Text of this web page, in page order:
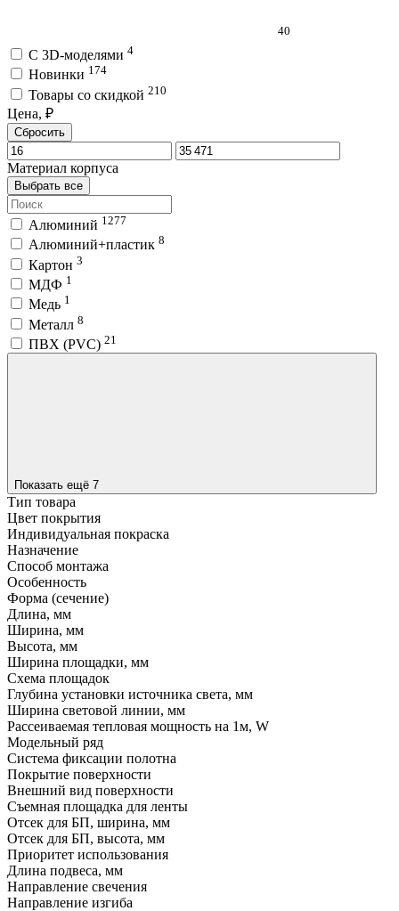
40
C 3D-моделями 4
Новинки 174
Товары со скидкой 210
Цена, ₽
Сбросить
Материал корпуса
Выбрать все
Алюминий 1277
Алюминий+пластик 8
Картон 3
МДФ 1
Медь 1
Металл 8
ПВХ (PVC) 21
Показать ещё 7
Тип товара
Цвет покрытия
Индивидуальная покраска
Назначение
Способ монтажа
Особенность
Форма (сечение)
Длина, мм
Ширина, мм
Высота, мм
Ширина площадки, мм
Схема площадок
Глубина установки источника света, мм
Ширина световой линии, мм
Рассеиваемая тепловая мощность на 1м, W
Модельный ряд
Система фиксации полотна
Покрытие поверхности
Внешний вид поверхности
Съемная площадка для ленты
Отсек для БП, ширина, мм
Отсек для БП, высота, мм
Приоритет использования
Длина подвеса, мм
Направление свечения
Направление изгиба